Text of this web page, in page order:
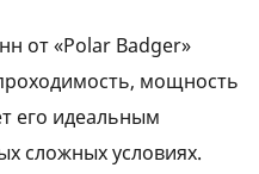
от «Polar Badger»
мощность
его идеальным
сложных условиях.